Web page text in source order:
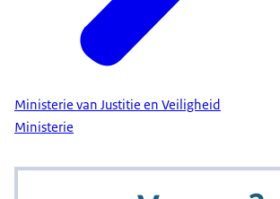
Ministerie van Justitie en Veiligheid
Ministerie